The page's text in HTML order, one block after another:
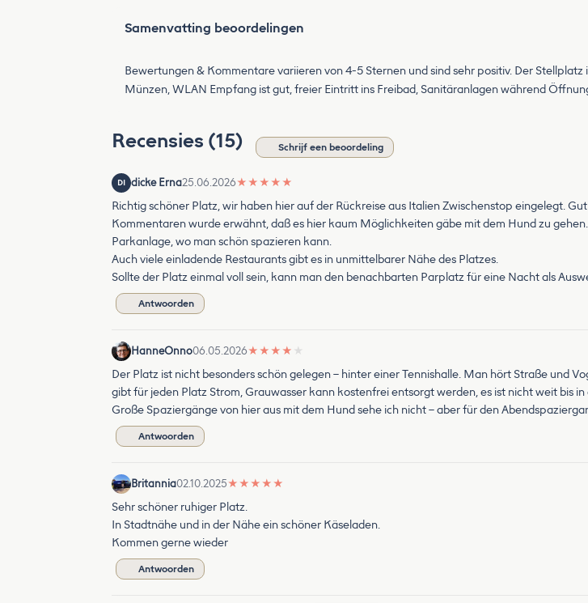
Samenvatting beoordelingen
Bewertungen & Kommentare variieren von 4-5 Sternen und sind sehr positiv. Der
Münzen, WLAN Empfang ist gut, freier Eintritt ins Freibad, Sanitäranlagen während
Recensies (15) Schrijf een beoordeling
DI dicke Erna25.06.2026★ ★ ★ ★ ★
Richtig schöner Platz, wir haben hier auf der Rückreise aus Italien Zwischenstop eingelegt.
Kommentaren wurde erwähnt, daß es hier kaum Möglichkeiten gäbe mit dem Hund zu
Parkanlage, wo man schön spazieren kann.
Auch viele einladende Restaurants gibt es in unmittelbarer Nähe des Platzes.
Sollte der Platz einmal voll sein, kann man den benachbarten Parplatz für eine Nacht als
Antwoorden
HanneOnno06.05.2026★ ★ ★ ★ ★
Der Platz ist nicht besonders schön gelegen – hinter einer Tennishalle. Man hört Straße und
gibt für jeden Platz Strom, Grauwasser kann kostenfrei entsorgt werden, es ist nicht weit bis
Große Spaziergänge von hier aus mit dem Hund sehe ich nicht – aber für den
Antwoorden
Britannia02.10.2025★ ★ ★ ★ ★
Sehr schöner ruhiger Platz.
In Stadtnähe und in der Nähe ein schöner Käseladen.
Kommen gerne wieder
Antwoorden